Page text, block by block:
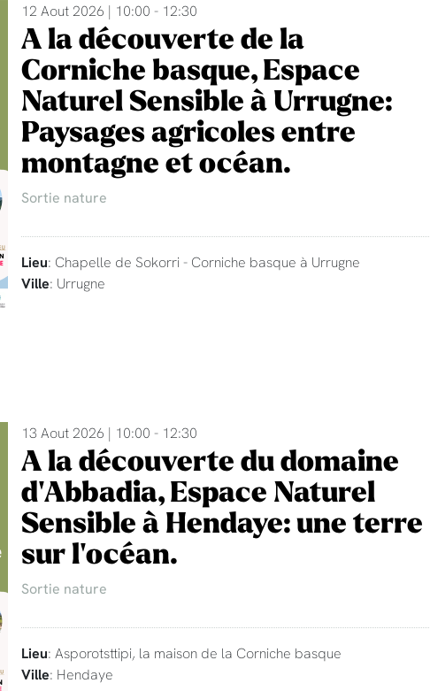
12 Aout 2026 | 10:00 - 12:30
A la découverte de la
Corniche basque, Espace
Naturel Sensible à Urrugne:
Paysages agricoles entre
montagne et océan.
Sortie nature
Lieu: Chapelle de Sokorri - Corniche basque à Urrugne
Ville: Urrugne
13 Aout 2026 | 10:00 - 12:30
A la découverte du domaine
d'Abbadia, Espace Naturel
Sensible à Hendaye: une terre
sur l'océan.
Sortie nature
Lieu: Asporotsttipi, la maison de la Corniche basque
Ville: Hendaye